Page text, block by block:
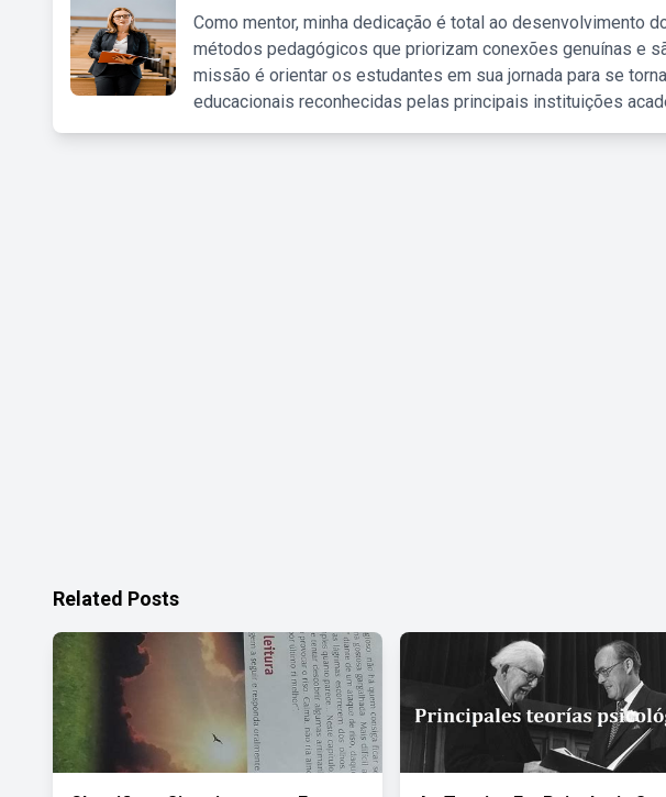
Como mentor, minha dedicação é total ao desenvolvimento
métodos pedagógicos que priorizam conexões genuínas e
missão é orientar os estudantes em sua jornada para se
educacionais reconhecidas pelas principais instituições
Related Posts